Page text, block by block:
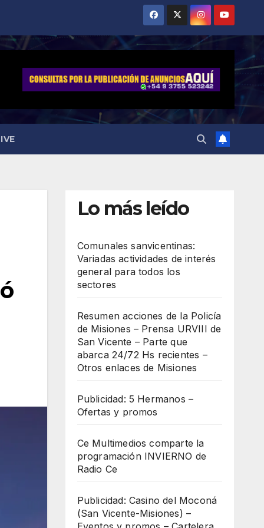
Lo más leído
Comunales sanvicentinas:
Variadas actividades de interés
general para todos los
sectores
Resumen acciones de la Policía
de Misiones – Prensa URVIII de
San Vicente – Parte que
abarca 24/72 Hs recientes –
Otros enlaces de Misiones
Publicidad: 5 Hermanos –
Ofertas y promos
Ce Multimedios comparte la
programación INVIERNO de
Radio Ce
Publicidad: Casino del Moconá
(San Vicente-Misiones) –